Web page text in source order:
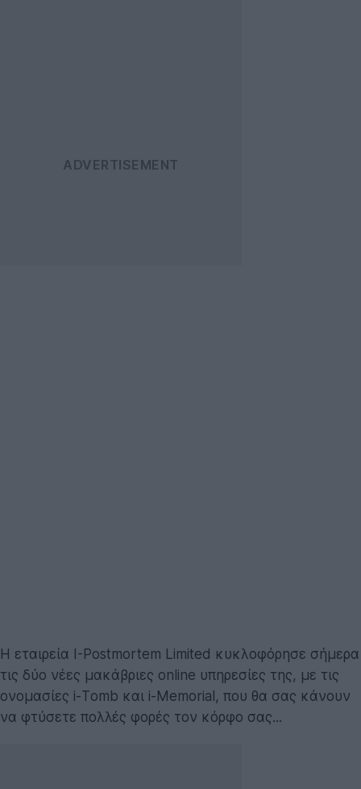
H εταιρεία I-Postmortem Limited κυκλοφόρησε σήμερα
τις δύο νέες μακάβριες online υπηρεσίες της, με τις
ονομασίες i-Τomb και i-Μemorial, που θα σας κάνουν
να φτύσετε πολλές φορές τον κόρφο σας...